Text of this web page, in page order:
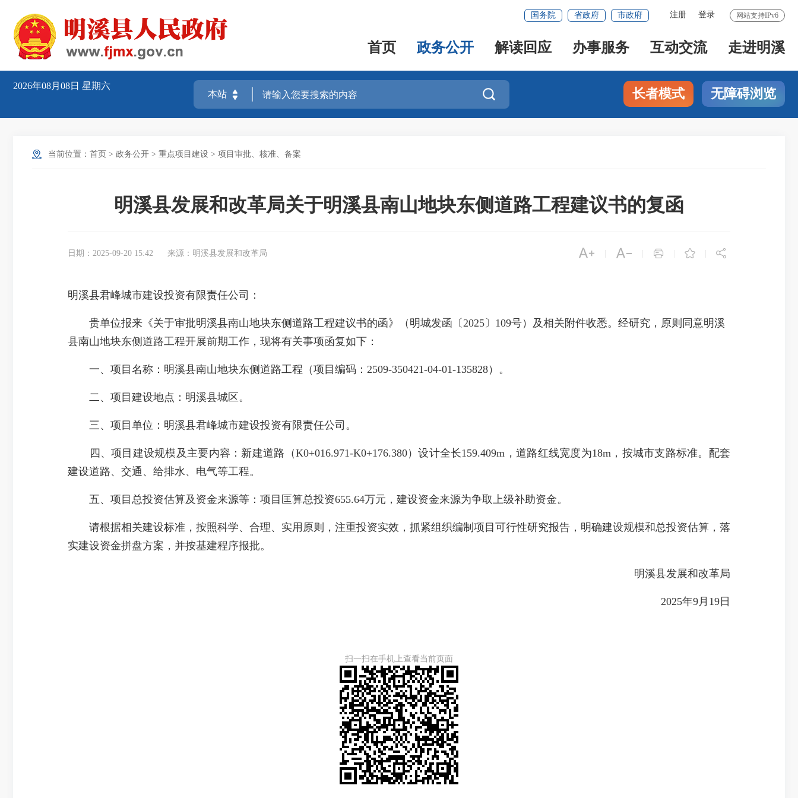
网站支持IPv6
注册 登录
国务院 省政府 市政府
首页 政务公开 解读回应 办事服务 互动交流 走进明溪
2026年08月08日 星期六
 长者模式 无障碍浏览
当前位置： 首页 > 政务公开 > 重点项目建设 > 项目审批、核准、备案
明溪县发展和改革局关于明溪县南山地块东侧道路工程建议书的复函
日期：2025-09-20 15:42 来源：明溪县发展和改革局     
明溪县君峰城市建设投资有限责任公司：
贵单位报来《关于审批明溪县南山地块东侧道路工程建议书的函》（明城发函〔2025〕109号）及相关附件收悉。经研究，原则同意明溪
县南山地块东侧道路工程开展前期工作，现将有关事项函复如下：
一、项目名称：明溪县南山地块东侧道路工程（项目编码：2509-350421-04-01-135828）。
二、项目建设地点：明溪县城区。
三、项目单位：明溪县君峰城市建设投资有限责任公司。
四、项目建设规模及主要内容：新建道路（K0+016.971-K0+176.380）设计全长159.409m，道路红线宽度为18m，按城市支路标准。配套
建设道路、交通、给排水、电气等工程。
五、项目总投资估算及资金来源等：项目匡算总投资655.64万元，建设资金来源为争取上级补助资金。
请根据相关建设标准，按照科学、合理、实用原则，注重投资实效，抓紧组织编制项目可行性研究报告，明确建设规模和总投资估算，落
实建设资金拼盘方案，并按基建程序报批。
明溪县发展和改革局
2025年9月19日
扫一扫在手机上查看当前页面